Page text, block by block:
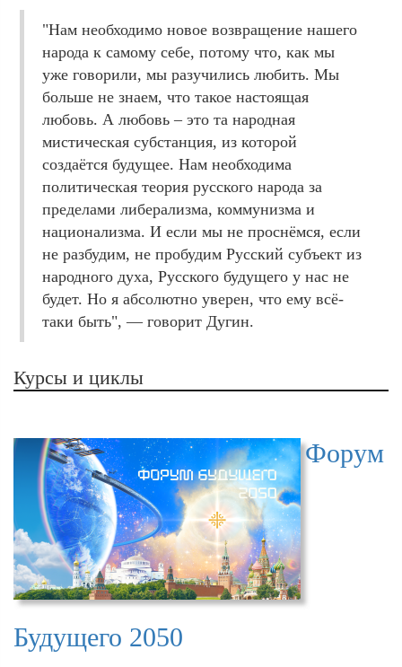
"Нам необходимо новое возвращение нашего
народа к самому себе, потому что, как мы
уже говорили, мы разучились любить. Мы
больше не знаем, что такое настоящая
любовь. А любовь – это та народная
мистическая субстанция, из которой
создаётся будущее. Нам необходима
политическая теория русского народа за
пределами либерализма, коммунизма и
национализма. И если мы не проснёмся, если
не разбудим, не пробудим Русский субъект из
народного духа, Русского будущего у нас не
будет. Но я абсолютно уверен, что ему всё-
таки быть", — говорит Дугин.
Курсы и циклы
Форум
Будущего 2050